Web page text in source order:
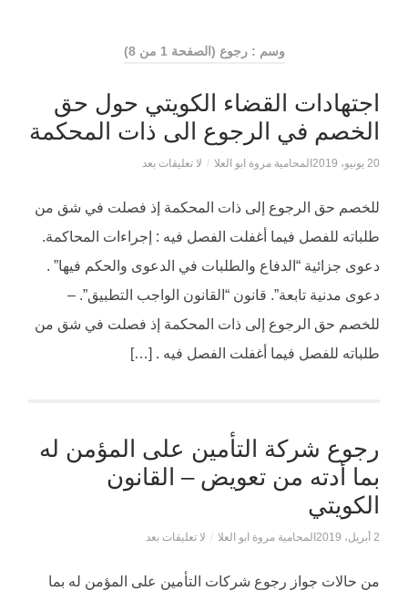
وسم : رجوع (الصفحة 1 من 8)
اجتهادات القضاء الكويتي حول حق
الخصم في الرجوع الى ذات المحكمة
20 يونيو، 2019 المحامية مروة ابو العلا / لا تعليقات بعد
للخصم حق الرجوع إلى ذات المحكمة إذ فصلت في شق من
طلباته للفصل فيما أغفلت الفصل فيه : إجراءات المحاكمة.
دعوى جزائية “الدفاع والطلبات في الدعوى والحكم فيها” .
دعوى مدنية تابعة”. قانون “القانون الواجب التطبيق”. –
للخصم حق الرجوع إلى ذات المحكمة إذ فصلت في شق من
طلباته للفصل فيما أغفلت الفصل فيه . […]
رجوع شركة التأمين على المؤمن له
بما أدته من تعويض – القانون
الكويتي
2 أبريل، 2019 المحامية مروة ابو العلا / لا تعليقات بعد
من حالات جواز رجوع شركات التأمين على المؤمن له بما